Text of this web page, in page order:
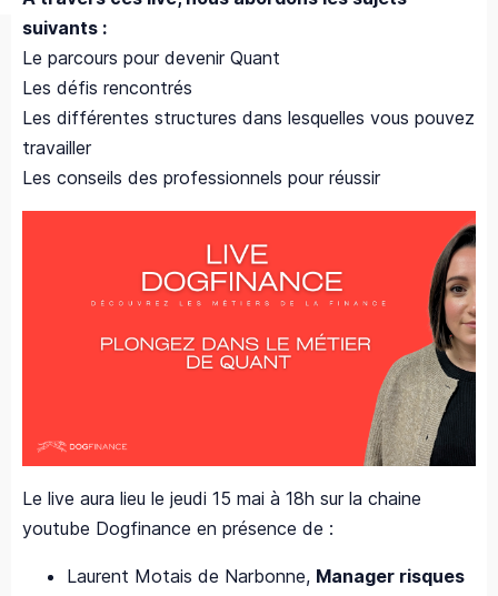
suivants :
Le parcours pour devenir Quant
Les défis rencontrés
Les différentes structures dans lesquelles vous pouvez
travailler
Les conseils des professionnels pour réussir
Le live aura lieu le jeudi 15 mai à 18h sur la chaine
youtube Dogfinance en présence de :
Laurent Motais de Narbonne, Manager risques